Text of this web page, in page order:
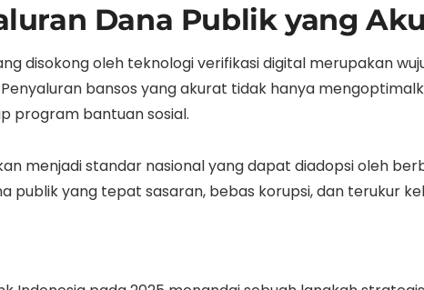
Dana Publik yang
disokong oleh teknologi verifikasi digital merupakan
bansos yang akurat tidak hanya
program bantuan sosial.
menjadi standar nasional yang dapat diadopsi oleh
publik yang tepat sasaran, bebas korupsi, dan terukur